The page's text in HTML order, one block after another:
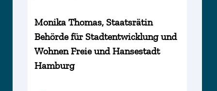
Monika Thomas, Staatsrätin
Behörde für Stadtentwicklung und
Wohnen Freie und Hansestadt
Hamburg